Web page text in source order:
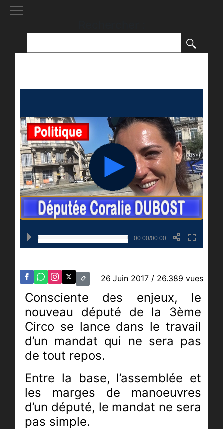
00:00/00:00
26 Juin 2017 / 26.389 vues
Consciente des enjeux, le
nouveau député de la 3ème
Circo se lance dans le travail
d’un mandat qui ne sera pas
de tout repos.
Entre la base, l’assemblée et
les marges de manoeuvres
d’un député, le mandat ne sera
pas simple.